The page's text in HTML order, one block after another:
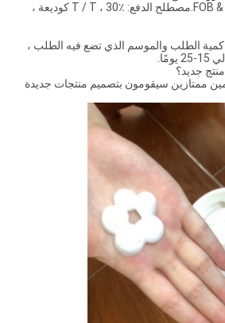
شروط التجارة: FOB & CIF، C & F.مصطلح الدفع: T / T ، 30٪ كوديعة ،
كمية الطلب والموسم الذي تضع فيه الطلب ،
ممتازين سيقومون بتصميم منتجات جديدة